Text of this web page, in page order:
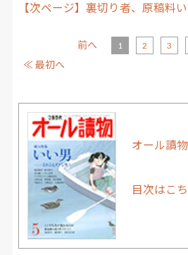
【次ページ】裏切り者、原稿料
≪ 最初へ
前へ 1 2 3
オール讀
目次はこ